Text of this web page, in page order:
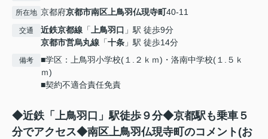
所在地 京都府京都市南区 上鳥羽仏現寺町40-11
交通 近鉄京都線 「 上鳥羽口 」駅 徒歩9分
京都市営烏丸線 「十条 」駅 徒歩14分
備考
■学区：上鳥羽小学校(１.２ｋｍ)・洛南中学校(１.５ｋ
ｍ)
■契約不適合責任免責
◆近鉄「上鳥羽口」駅徒歩９分◆京都駅も乗車５
分でアクセス◆南区上鳥羽仏現寺町のコメント(お